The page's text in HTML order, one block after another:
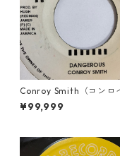
Conroy Smith（コンロ
ス） - Dangerous【7'】
¥99,999